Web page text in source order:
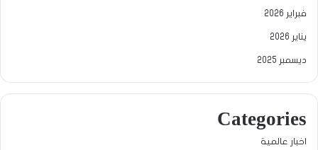
فبراير 2026
يناير 2026
ديسمبر 2025
Categories
اخبار عالمية